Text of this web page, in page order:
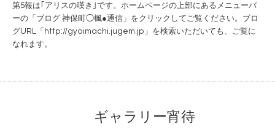
第5報は｢アリスの嘆き｣です。ホームページの上部にあるメニューバ
ーの「ブログ 神保町◯楓●通信」をクリックしてご覧ください。ブロ
グURL「http://gyoimachi.jugem.jp」を検索いただいても、ご覧に
なれます。
ギャラリー宵待